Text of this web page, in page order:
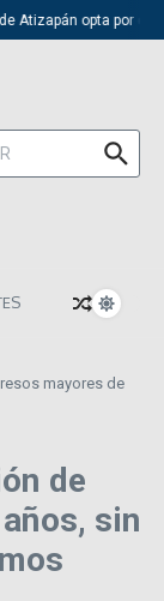
Atizapán opta por el
mayores de
de
sin